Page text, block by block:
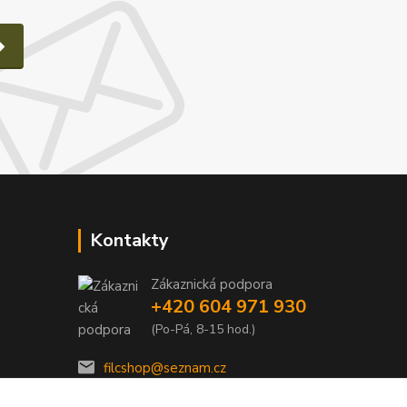
Kontakty
Zákaznická podpora
+420 604 971 930
(Po-Pá, 8-15 hod.)
filcshop@seznam.cz